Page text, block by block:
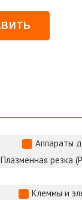
Аппараты
Плазменная резка
Клеммы и